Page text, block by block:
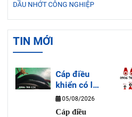
DẦU NHỚT CÔNG NGHIỆP
TIN MỚI
Cáp điều
khiển có lõi
thép DAE
DUK là gì?
05/08/2026
Cáp điều